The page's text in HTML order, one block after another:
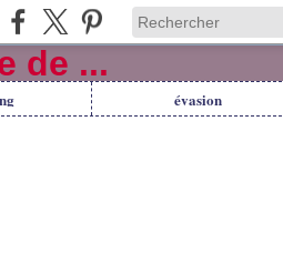
évasion